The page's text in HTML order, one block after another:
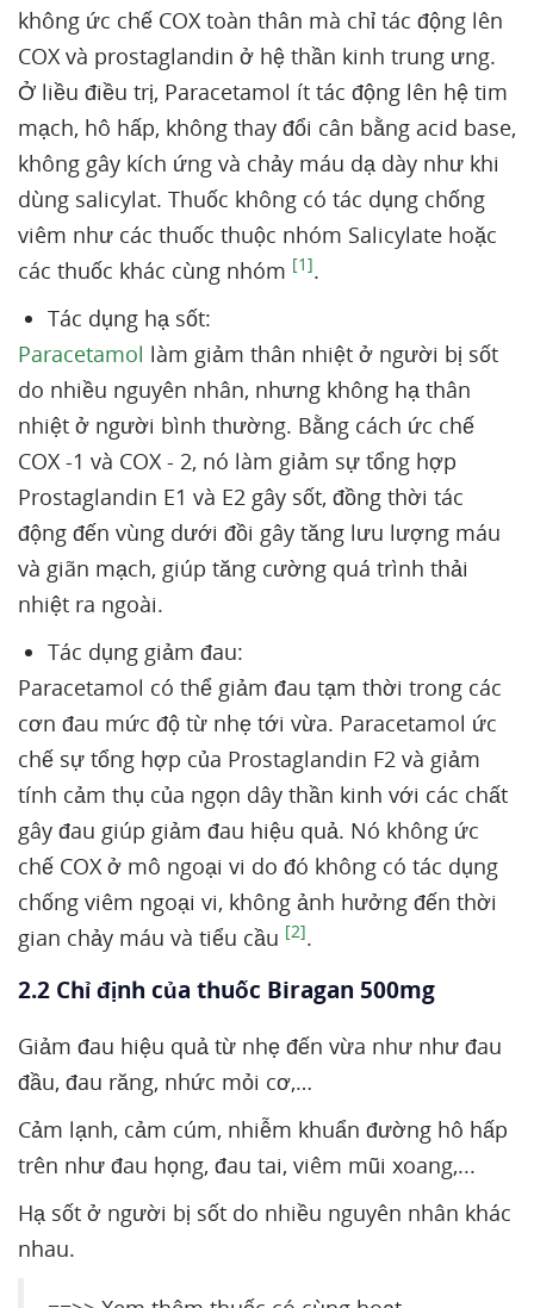
không ức chế COX toàn thân mà chỉ tác động lên
COX và prostaglandin ở hệ thần kinh trung ưng.
Ở liều điều trị, Paracetamol ít tác động lên hệ tim
mạch, hô hấp, không thay đổi cân bằng acid base,
không gây kích ứng và chảy máu dạ dày như khi
dùng salicylat. Thuốc không có tác dụng chống
viêm như các thuốc thuộc nhóm Salicylate hoặc
các thuốc khác cùng nhóm [1].
Tác dụng hạ sốt:
Paracetamol làm giảm thân nhiệt ở người bị sốt
do nhiều nguyên nhân, nhưng không hạ thân
nhiệt ở người bình thường. Bằng cách ức chế
COX -1 và COX - 2, nó làm giảm sự tổng hợp
Prostaglandin E1 và E2 gây sốt, đồng thời tác
động đến vùng dưới đồi gây tăng lưu lượng máu
và giãn mạch, giúp tăng cường quá trình thải
nhiệt ra ngoài.
Tác dụng giảm đau:
Paracetamol có thể giảm đau tạm thời trong các
cơn đau mức độ từ nhẹ tới vừa. Paracetamol ức
chế sự tổng hợp của Prostaglandin F2 và giảm
tính cảm thụ của ngọn dây thần kinh với các chất
gây đau giúp giảm đau hiệu quả. Nó không ức
chế COX ở mô ngoại vi do đó không có tác dụng
chống viêm ngoại vi, không ảnh hưởng đến thời
gian chảy máu và tiểu cầu [2].
2.2 Chỉ định của thuốc Biragan 500mg
Giảm đau hiệu quả từ nhẹ đến vừa như như đau
đầu, đau răng, nhức mỏi cơ,…
Cảm lạnh, cảm cúm, nhiễm khuẩn đường hô hấp
trên như đau họng, đau tai, viêm mũi xoang,...
Hạ sốt ở người bị sốt do nhiều nguyên nhân khác
nhau.